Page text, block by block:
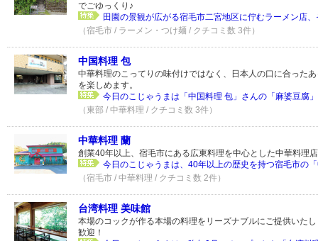
でごゆっくり♪
田園の景観が広がる宿毛市二宮地区に佇むラーメン店
（宿毛市 / ラーメン・つけ麺 / クチコミ数 3件）
中国料理 包
中華料理のこってりの味付けではなく、日本人の口に合った
を楽しめます。
今日のこじゃうまは「中国料理 包」さんの「麻婆豆腐
（東部 / 中華料理 / クチコミ数 3件）
中華料理 蘭
創業40年以上、宿毛市にある広東料理を中心とした中華料理
今日のこじゃうまは、40年以上の歴史を持つ宿毛市の
（宿毛市 / 中華料理 / クチコミ数 2件）
台湾料理 美味館
本場のコックが作る本場の料理をリーズナブルにご提供いた
歓迎！